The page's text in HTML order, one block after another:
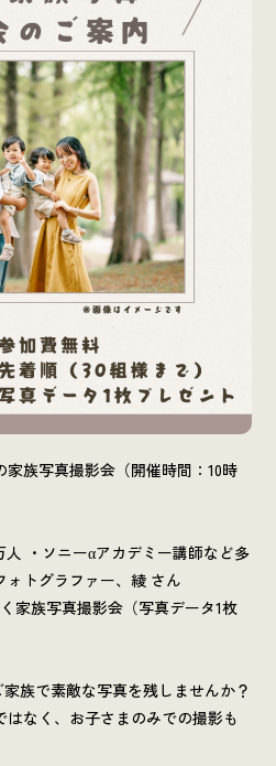
族写真撮影会（開催時間：10時
・ソニーαアカデミー講師など多
ォトグラファー、綾 さん
家族写真撮影会（写真データ1枚
族で素敵な写真を残しませんか？
なく、お子さまのみでの撮影も